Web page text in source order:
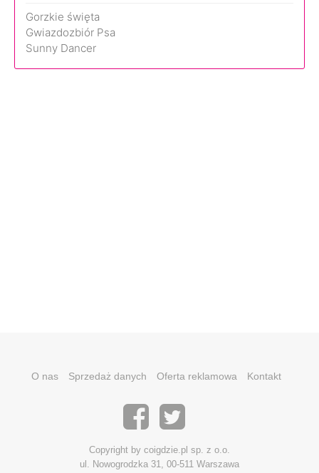
Gorzkie święta
Gwiazdozbiór Psa
Sunny Dancer
O nas Sprzedaż danych Oferta reklamowa Kontakt
Copyright by coigdzie.pl sp. z o.o.
ul. Nowogrodzka 31, 00-511 Warszawa